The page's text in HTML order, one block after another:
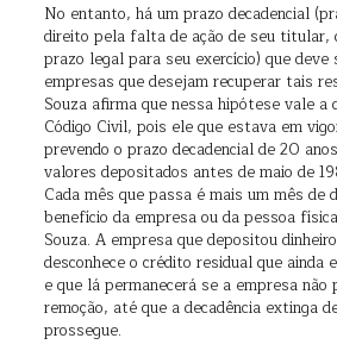
No entanto, há um prazo decadencial
direito pela falta de ação de seu titular,
prazo legal para seu exercício) que
empresas que desejam recuperar tais
Souza afirma que nessa hipótese vale a
Código Civil, pois ele que estava em
prevendo o prazo decadencial de 20
valores depositados antes de maio de
Cada mês que passa é mais um mês de
benefício da empresa ou da pessoa
Souza. A empresa que depositou
desconhece o crédito residual que ainda
e que lá permanecerá se a empresa não
remoção, até que a decadência extinga
prossegue.